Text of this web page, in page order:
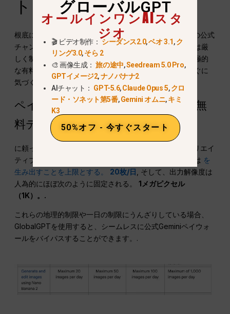
ト
根底にあるAI技術は息をのむようなものだが、グーグルの公式
チャンネルを通じてその潜在能力をフルに発揮することは厳
しく制限されている。多くのプロのクリエイターは、積極的
な有料化によってワークフローが麻痺していることにすぐに
気づく。.
ペイウォール（1Kで20画像/日）の無
料ティア
に頼っているのであれば
, クリエイ
ティブ・アクセスは厳しく制限されます。無料ユーザーは を
生み出すことを上限とする。 20枚/日
, そして、出力解像度は
人為的にほぼ次のように固定される。1メガピクセル
（1K）。.
これらの地理的制限や一日の制限にうんざりしている場合、
GlobalGPTを使用すると、シームレスに公式Geminiペイウォ
ールをバイパスすることができます。.
グローバルGPT
オールインワンAIスタ
ジオ
🎬 ビデオ制作：シーダンス2.0,ベオ 3.1,ク
リング3.0,そら 2
🎨 画像生成：旅の途中,Seedream 5.0 Pro,
GPTイメージ2,ナノバナナ2
AIチャット： GPT-5.6,Claude Opus 5,クロ
ード・ソネット第5番,Gemini オムニ,キミ
K3
50%オフ - 今すぐスタート